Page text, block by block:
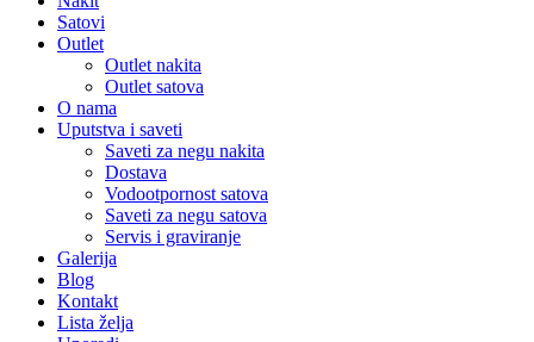
Satovi
Outlet
Outlet nakita
Outlet satova
O nama
Uputstva i saveti
Saveti za negu nakita
Dostava
Vodootpornost satova
Saveti za negu satova
Servis i graviranje
Galerija
Blog
Kontakt
Lista želja